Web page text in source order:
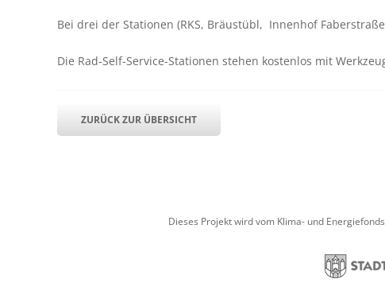
Bei drei der Stationen (RKS, Bräustübl, Innenhof
Die Rad-Self-Service-Stationen stehen kostenlos mit
ZURÜCK ZUR ÜBERSICHT
Dieses Projekt wird vom Klima- und